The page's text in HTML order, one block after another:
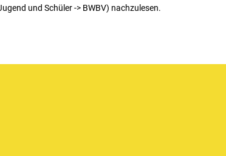
und Schüler -> BWBV) nachzulesen.